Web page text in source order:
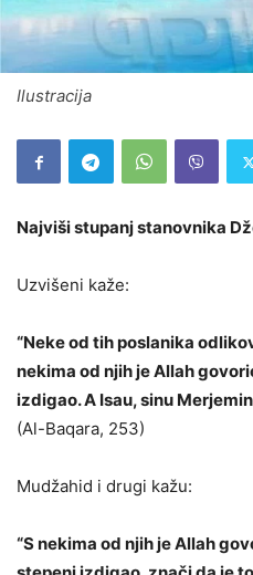
Ilustracija
Najviši stupanj stanovnika
Uzvišeni kaže:
“Neke od tih poslanika
nekima od njih je Allah
izdigao. A Isau, sinu
(Al-Baqara, 253)
Mudžahid i drugi kažu:
“S nekima od njih je Allah